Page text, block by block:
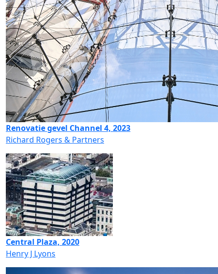
Renovatie gevel Channel 4, 2023
Richard Rogers & Partners
Central Plaza, 2020
Henry J Lyons